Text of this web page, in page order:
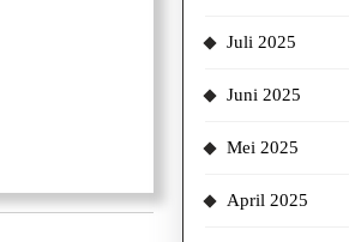
Juli 2025
Juni 2025
Mei 2025
April 2025